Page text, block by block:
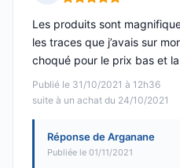
Note : 5 sur 5
Publié le 31/10/2021 à 12h36
suite à un achat du 24/10/2021
Les produits sont
les traces que j’avais sur
choqué pour le prix bas et
Réponse de Arganane
Publiée le 01/11/2021